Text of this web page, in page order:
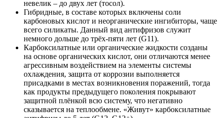
невелик – до двух лет (тосол).
Гибридные, в составе которых включены соли
карбоновых кислот и неорганические ингибиторы, чаще
всего силикаты. Данный вид антифризов служит
немного дольше до трёх-пяти лет (G11).
Карбоксилатные или органические жидкости созданы
на основе органических кислот, они отличаются менее
агрессивным воздействием на элементы системы
охлаждения, защита от коррозии выполняется
присадками в местах возникновения поражений, тогда
как продукты предыдущего поколения покрывают
защитной плёнкой всю систему, что негативно
сказывается на теплообмене. «Живут» карбоксилатные